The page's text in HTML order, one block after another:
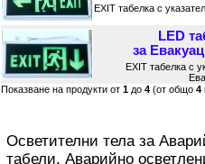
EXIT табелка с
LED
за
EXIT табелка с
Показване на продукти от 1до 4(от общо 4
Осветителни тела за
табели. Аварийно